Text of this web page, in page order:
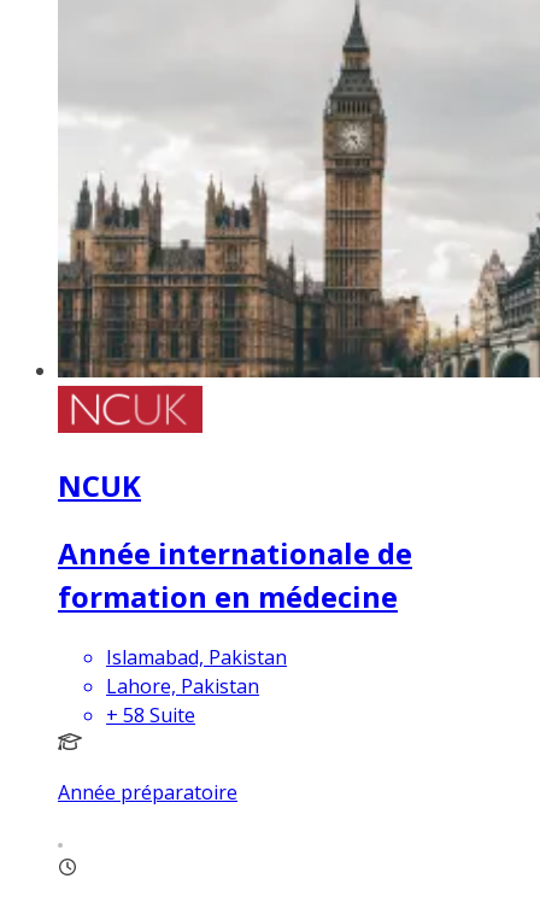
NCUK
Année internationale de
formation en médecine
Islamabad, Pakistan
Lahore, Pakistan
+ 58 Suite
Année préparatoire